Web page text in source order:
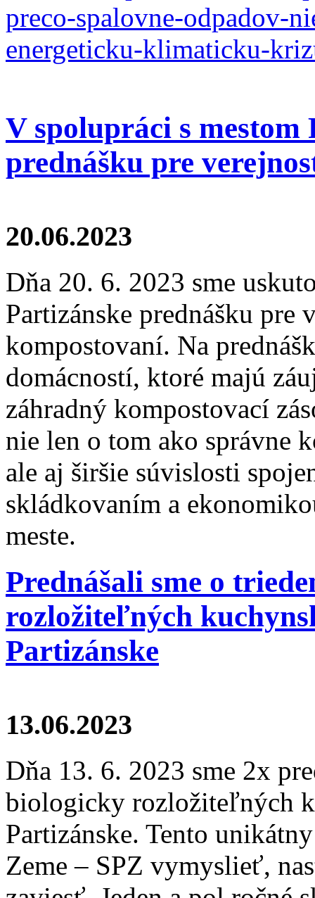
preco-spalovne-odpadov-
energeticku-klimaticku-
V spolupráci s mestom
prednášku pre
20.06.2023
Dňa 20. 6. 2023 sme
Partizánske prednášku pre
kompostovaní. Na
domácností, ktoré majú
záhradný kompostovací
nie len o tom ako správne
ale aj širšie súvislosti
skládkovaním a
meste.
Prednášali sme o
rozložiteľných
Partizánske
13.06.2023
Dňa 13. 6. 2023 sme 2x
biologicky rozložiteľných
Partizánske. Tento
Zeme – SPZ vymyslieť,